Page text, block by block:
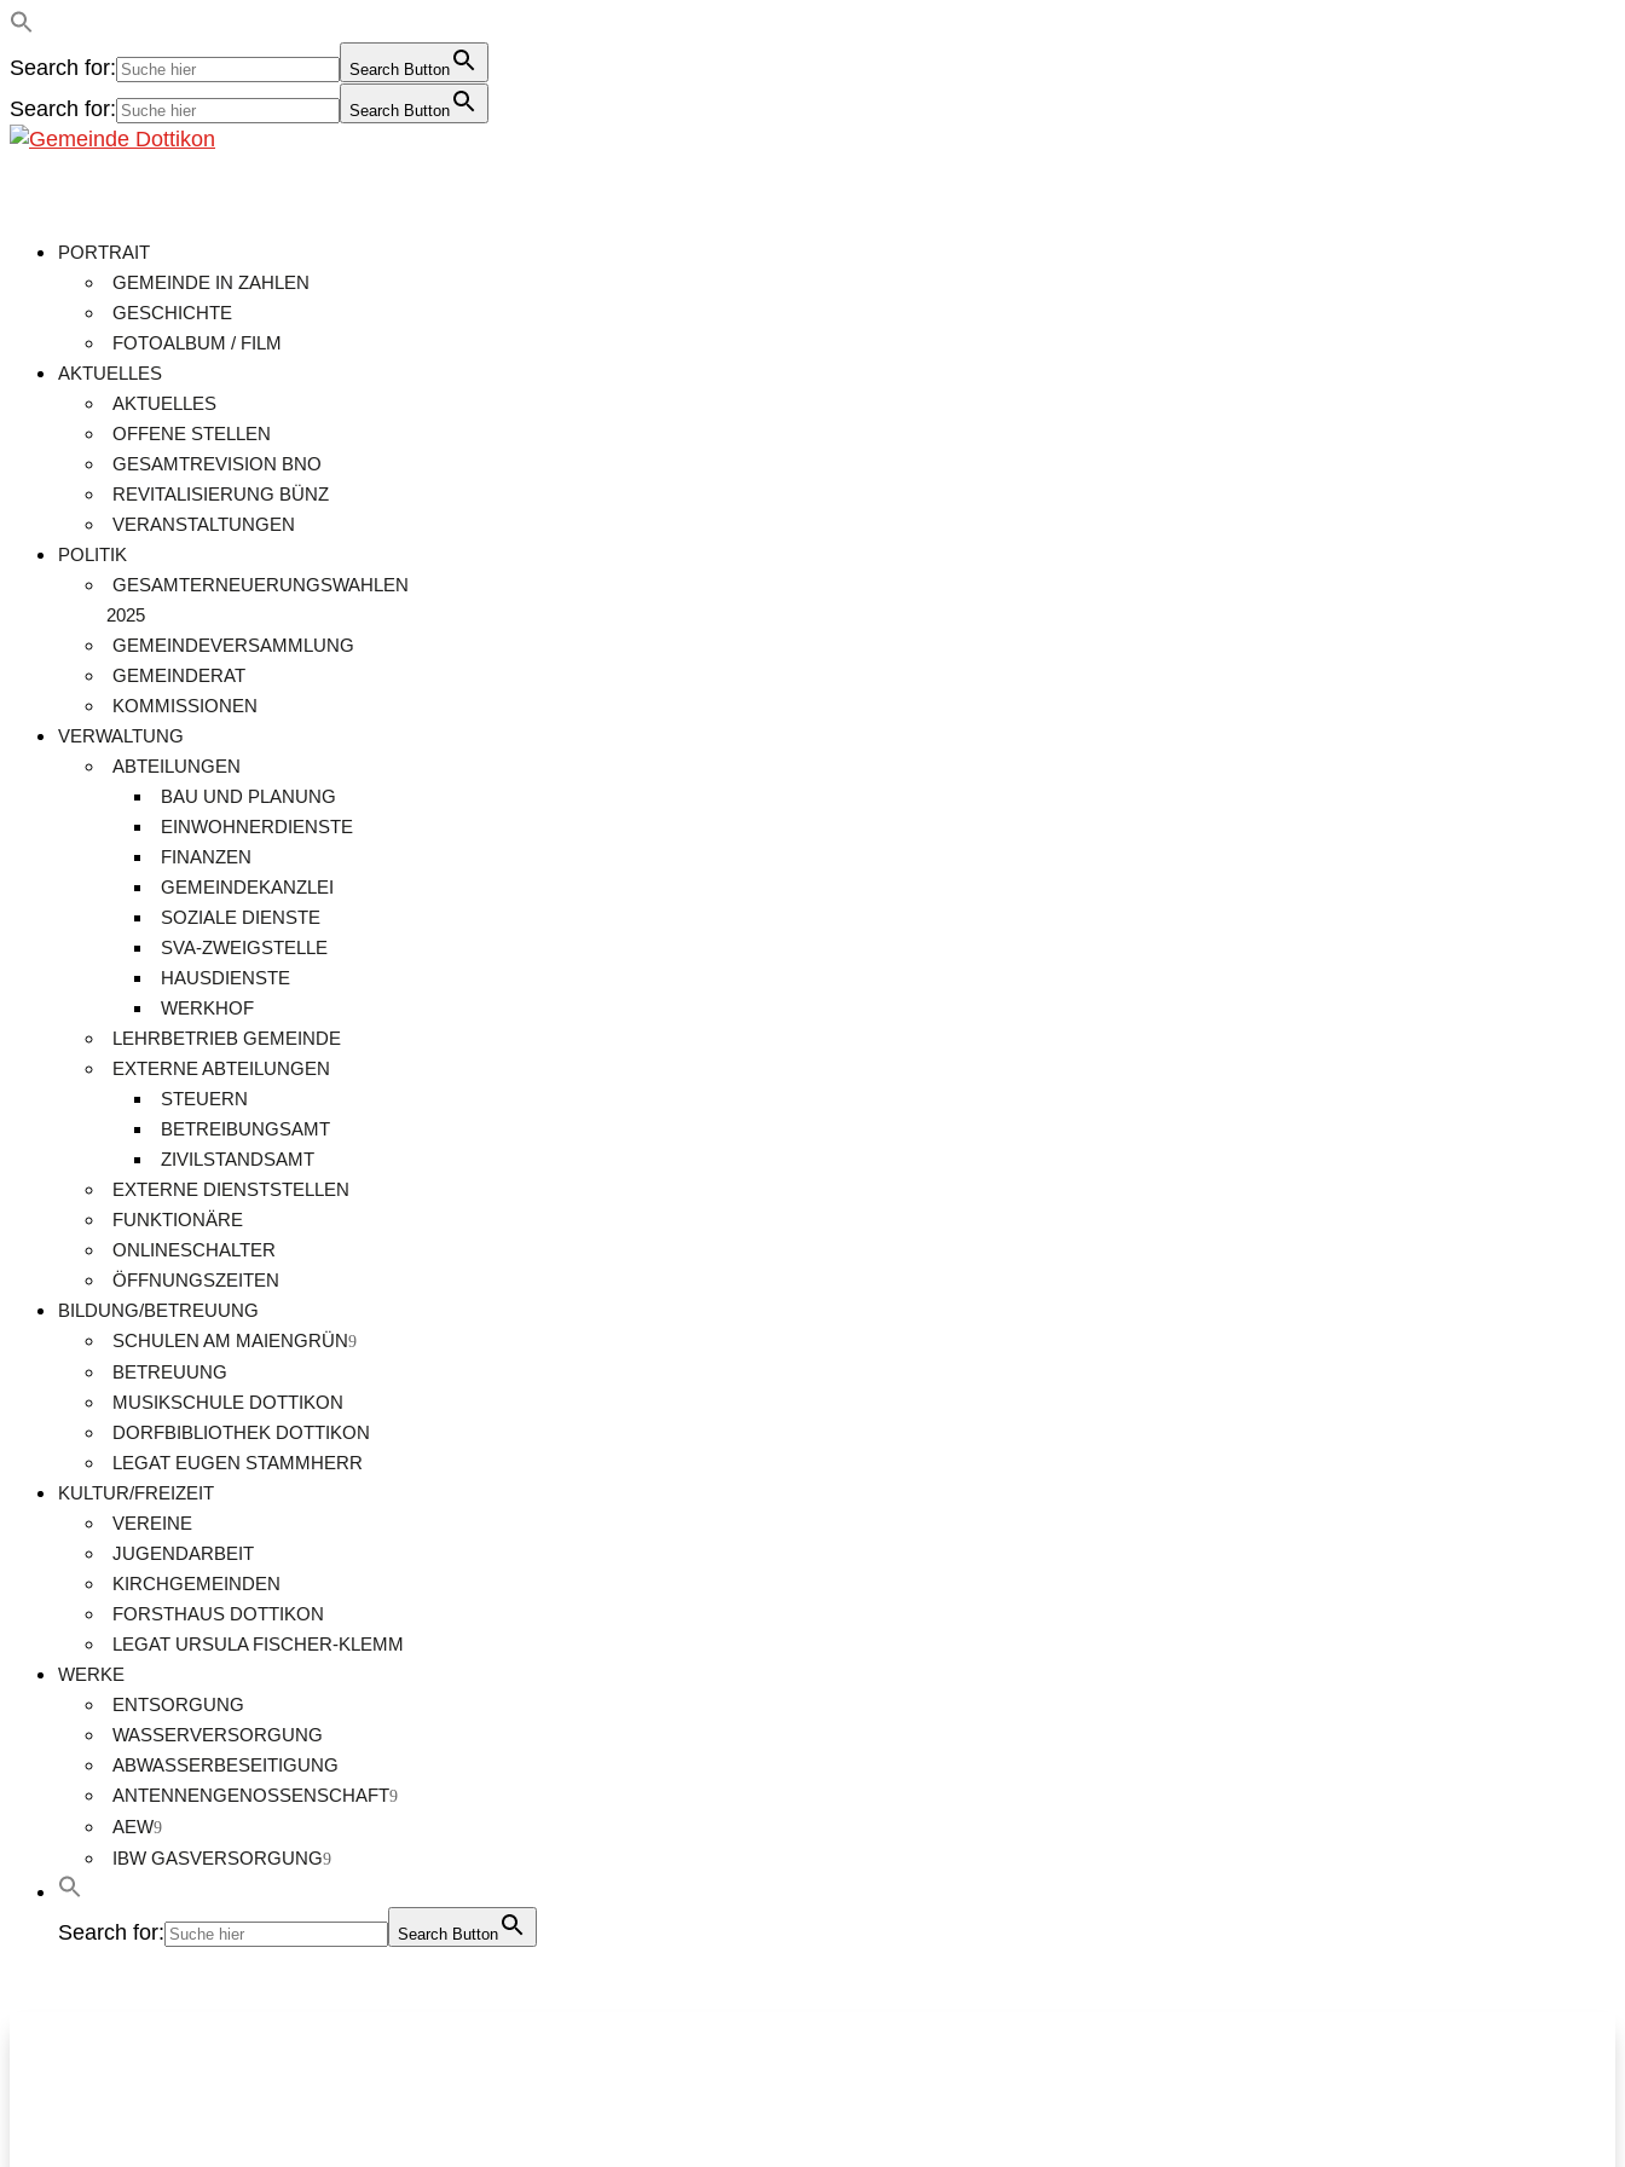
Search for: Search Button
Search for: Search Button
PORTRAIT
GEMEINDE IN ZAHLEN
GESCHICHTE
FOTOALBUM / FILM
AKTUELLES
AKTUELLES
OFFENE STELLEN
GESAMTREVISION BNO
REVITALISIERUNG BÜNZ
VERANSTALTUNGEN
POLITIK
GESAMTERNEUERUNGSWAHLEN
2025
GEMEINDEVERSAMMLUNG
GEMEINDERAT
KOMMISSIONEN
VERWALTUNG
ABTEILUNGEN
BAU UND PLANUNG
EINWOHNERDIENSTE
FINANZEN
GEMEINDEKANZLEI
SOZIALE DIENSTE
SVA-ZWEIGSTELLE
HAUSDIENSTE
WERKHOF
LEHRBETRIEB GEMEINDE
EXTERNE ABTEILUNGEN
STEUERN
BETREIBUNGSAMT
ZIVILSTANDSAMT
EXTERNE DIENSTSTELLEN
FUNKTIONÄRE
ONLINESCHALTER
ÖFFNUNGSZEITEN
BILDUNG/BETREUUNG
SCHULEN AM MAIENGRÜN
BETREUUNG
MUSIKSCHULE DOTTIKON
DORFBIBLIOTHEK DOTTIKON
LEGAT EUGEN STAMMHERR
KULTUR/FREIZEIT
VEREINE
JUGENDARBEIT
KIRCHGEMEINDEN
FORSTHAUS DOTTIKON
LEGAT URSULA FISCHER-KLEMM
WERKE
ENTSORGUNG
WASSERVERSORGUNG
ABWASSERBESEITIGUNG
ANTENNENGENOSSENSCHAFT
AEW
IBW GASVERSORGUNG
Search for: Search Button